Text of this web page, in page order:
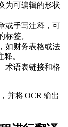
为可编辑的形状
或手写注释，可
标签。
如财务表格或法
。
术语表链接和格
，并将 OCR 输出